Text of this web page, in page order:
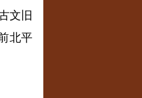
文旧
北平